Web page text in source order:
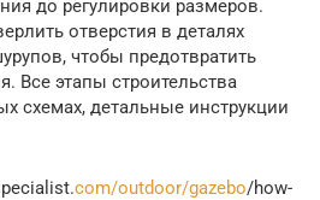
до регулировки размеров.
отверстия в деталях
чтобы предотвратить
Все этапы строительства
схемах, детальные инструкции
com/outdoor/gazebo/how-